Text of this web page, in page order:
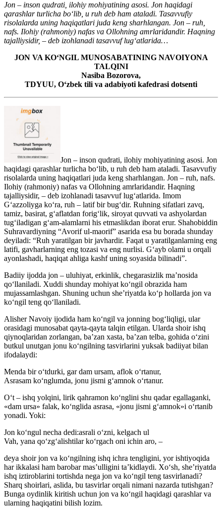
Jon – inson qudrati, ilohiy mohiyatining asosi. Jon haqidagi
qarashlar turlicha bo‘lib, u ruh deb ham ataladi. Tasavvufiy
risolalarda uning haqiqatlari juda keng sharhlangan. Jon – ruh,
nafs. Ilohiy (rahmoniy) nafas va Ollohning amrlaridandir. Haqning
tajalliysidir, – deb izohlanadi tasavvuf lug‘atlarida…
JON VA KO‘NGIL MUNOSABATINING NAVOIYONA
TALQINI
Nasiba Bozorova,
TDYUU, O‘zbek tili va adabiyoti kafedrasi dotsenti
Jon – inson qudrati, ilohiy mohiyatining asosi. Jon
haqidagi qarashlar turlicha bo‘lib, u ruh deb ham ataladi. Tasavvufiy
risolalarda uning haqiqatlari juda keng sharhlangan. Jon – ruh, nafs.
Ilohiy (rahmoniy) nafas va Ollohning amrlaridandir. Haqning
tajalliysidir, – deb izohlanadi tasavvuf lug‘atlarida. Imom
G‘azzoliyga ko‘ra, ruh – latif bir bug‘dir. Ruhning sifatlari zavq,
tamiz, basirat, g‘aflatdan forig‘lik, siroyat quvvati va ashyolardan
tug‘iladigan g‘am-alamlarni his etmaslikdan iborat erur. Shahobiddin
Suhravardiyning “Avorif ul-maorif” asarida esa bu borada shunday
deyiladi: “Ruh yaratilgan bir javhardir. Faqat u yaratilganlarning eng
latifi, gavharlarning eng tozasi va eng nurlisi. G‘ayb olami u orqali
ayonlashadi, haqiqat ahliga kashf uning soyasida bilinadi”.
Badiiy ijodda jon – uluhiyat, erkinlik, chegarasizlik ma’nosida
qo‘llaniladi. Xuddi shunday mohiyat ko‘ngil obrazida ham
mujassamlashgan. Shuning uchun she’riyatda ko‘p hollarda jon va
ko‘ngil teng qo‘llaniladi.
Alisher Navoiy ijodida ham ko‘ngil va jonning bog‘liqligi, ular
orasidagi munosabat qayta-qayta talqin etilgan. Ularda shoir ishq
qiynoqlaridan zorlangan, ba’zan xasta, ba’zan telba, gohida o‘zini
butkul unutgan jonu ko‘ngilning tasvirlarini yuksak badiiyat bilan
ifodalaydi:
Menda bir o‘tdurki, gar dam ursam, aflok o‘rtanur,
Asrasam ko‘nglumda, jonu jismi g‘amnok o‘rtanur.
O‘t – ishq yolqini, lirik qahramon ko‘nglini shu qadar egallaganki,
«dam ursa» falak, ko‘nglida asrasa, «jonu jismi g‘amnok»i o‘rtanib
yonadi. Yoki:
Jon ko‘ngul necha dedi:asrali o‘zni, kelgach ul
Vah, yana qo‘zg‘alishtilar ko‘rgach oni ichin aro, –
deya shoir jon va ko‘ngilning ishq ichra tengligini, yor ishtiyoqida
har ikkalasi ham barobar mas’ulligini ta’kidlaydi. Xo‘sh, she’riyatda
ishq iztiroblarini tortishda nega jon va ko‘ngil teng tasvirlanadi?
Sharq shoirlari, aslida, bu tasvirlar orqali nimani nazarda tutishgan?
Bunga oydinlik kiritish uchun jon va ko‘ngil haqidagi qarashlar va
ularning haqiqatini bilish lozim.